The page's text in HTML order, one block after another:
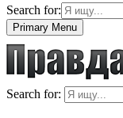
Search for:
Primary Menu
Search for: